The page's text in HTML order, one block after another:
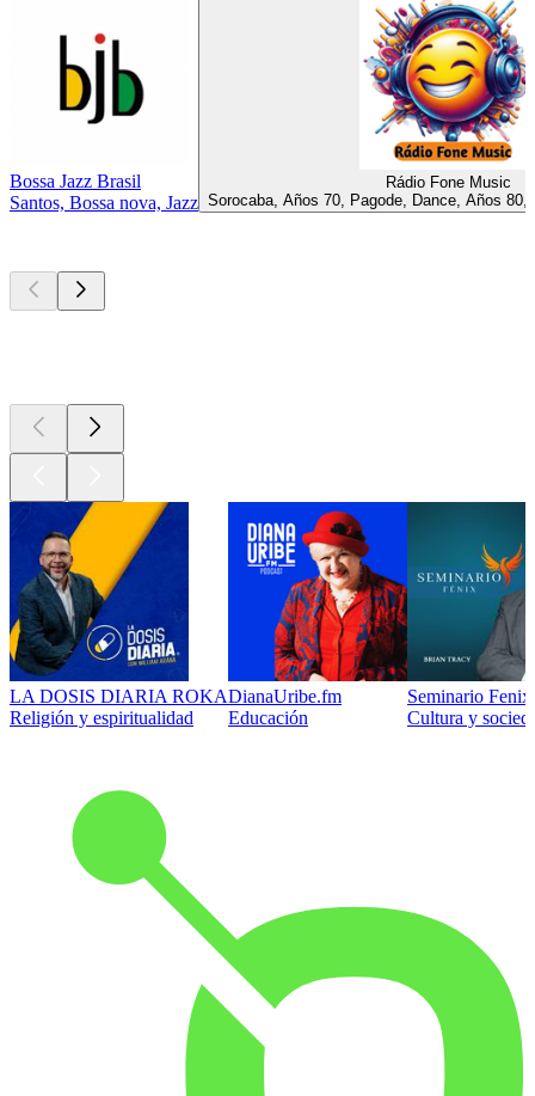
Bossa Jazz Brasil
Santos, Bossa nova, Jazz
Rádio Fone Music
Sorocaba, Años 70, Pagode, Dance, Años
LA DOSIS DIARIA ROKA
Religión y espiritualidad
DianaUribe.fm
Educación
Seminario
Cultura y